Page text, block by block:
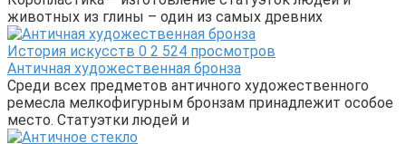
животных из глины – один из самых древних
История искусств 0 2 524 просмотров
Античная художественная бронза
Среди всех предметов античного художественного
ремесла мелкофигурным бронзам принадлежит особое
место. Статуэтки людей и